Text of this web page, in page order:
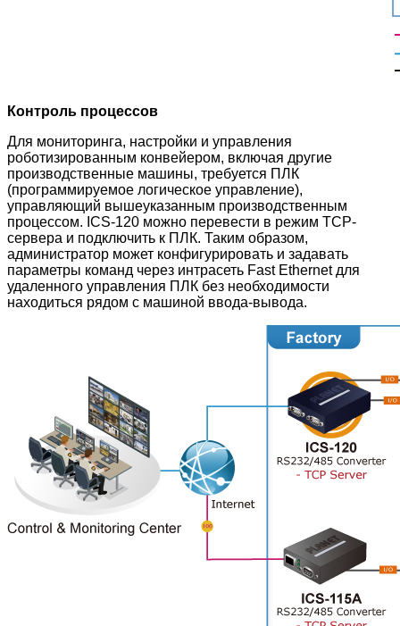
Контроль процессов
Для мониторинга, настройки и управления
роботизированным конвейером, включая другие
производственные машины, требуется ПЛК
(программируемое логическое управление),
управляющий вышеуказанным производственным
процессом. ICS-120 можно перевести в режим TCP-
сервера и подключить к ПЛК. Таким образом,
администратор может конфигурировать и задавать
параметры команд через интрасеть Fast Ethernet для
удаленного управления ПЛК без необходимости
находиться рядом с машиной ввода-вывода.